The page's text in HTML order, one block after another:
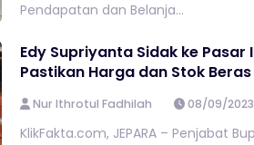
Pendapatan dan Belanja...
Edy Supriyanta Sidak ke Pasar
Pastikan Harga dan Stok Beras
Nur Ithrotul Fadhilah 08/09/2023
KlikFakta.com, JEPARA – Penjabat